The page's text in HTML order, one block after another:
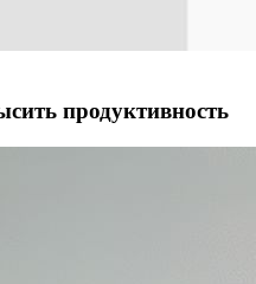
продуктивность